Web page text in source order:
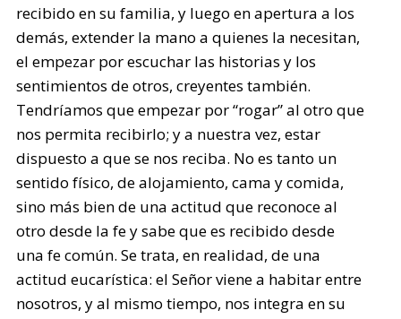
recibido en su familia, y luego en apertura a los
demás, extender la mano a quienes la necesitan,
el empezar por escuchar las historias y los
sentimientos de otros, creyentes también.
Tendríamos que empezar por “rogar” al otro que
nos permita recibirlo; y a nuestra vez, estar
dispuesto a que se nos reciba. No es tanto un
sentido físico, de alojamiento, cama y comida,
sino más bien de una actitud que reconoce al
otro desde la fe y sabe que es recibido desde
una fe común. Se trata, en realidad, de una
actitud eucarística: el Señor viene a habitar entre
nosotros, y al mismo tiempo, nos integra en su